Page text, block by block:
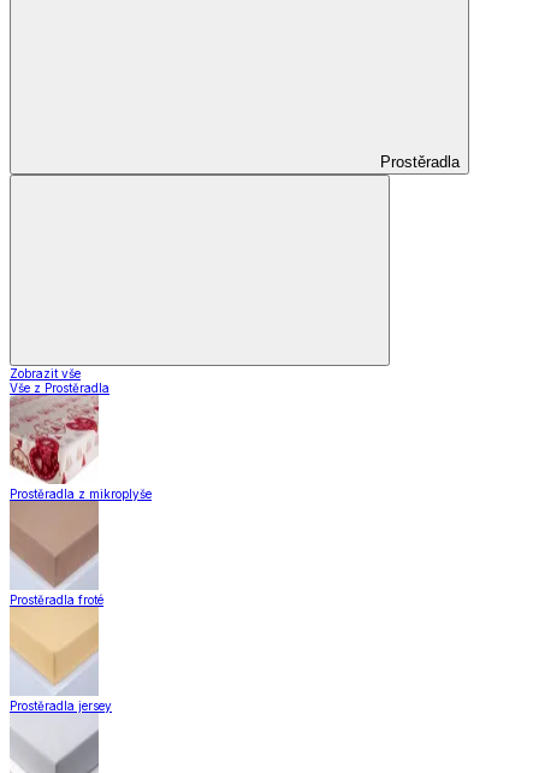
Prostěradla
Zobrazit vše
Vše z Prostěradla
Prostěradla z mikroplyše
Prostěradla froté
Prostěradla jersey